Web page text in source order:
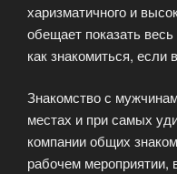
харизматичного и
обещает показать
как знакомиться, если
Знакомство с
местах и при самых
компании общих
рабочем мероприятии,